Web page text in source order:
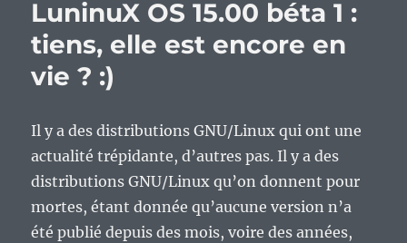
LuninuX OS 15.00 béta 1 :
tiens, elle est encore en
vie ? :)
Il y a des distributions GNU/Linux qui ont une
actualité trépidante, d’autres pas. Il y a des
distributions GNU/Linux qu’on donnent pour
mortes, étant donnée qu’aucune version n’a
été publié depuis des mois, voire des années,